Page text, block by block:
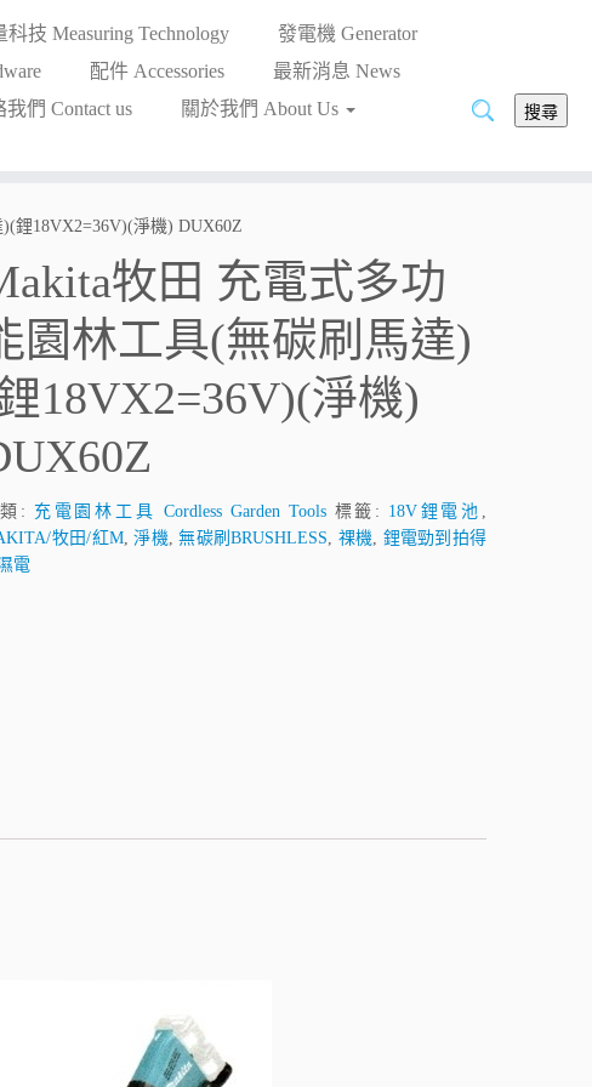
科技 Measuring Technology
發電機 Generator
配件 Accessories
最新消息 News
我們 Contact us 關於我們 About Us
搜
搜尋
鋰18VX2=36V)(淨機) DUX60Z
牧田 充電式多功
園林工具(無碳刷馬達)
18VX2=36V)(淨機)
: 充電園林工具 Cordless Garden Tools 標籤: 18V鋰電池 ,
牧田/紅M,淨機,無碳刷BRUSHLESS, 祼機, 鋰電勁到拍得
電